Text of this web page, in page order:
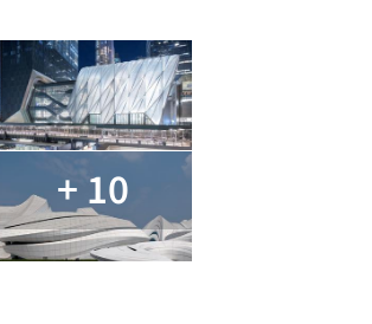
+ 10